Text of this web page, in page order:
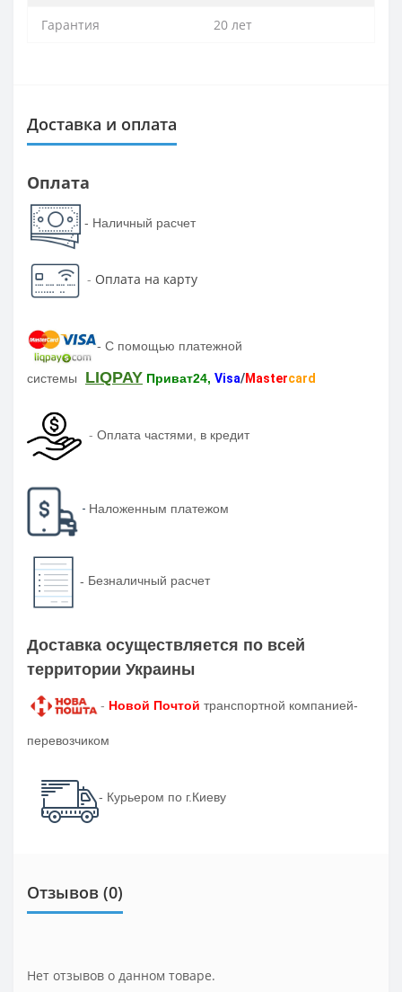
Гарантия 20 лет
Доставка и оплата
Оплата
- Наличный расчет
- Оплата на карту
- С помощью платежной
системы LIQPAY Приват24, Visa/Mastercard
- Оплата частями, в кредит
- Наложенным платежом
- Безналичный расчет
Доставка осуществляется по всей
территории Украины
- Новой Почтой транспортной компанией-
перевозчиком
- Курьером по г.Киеву
Отзывов (0)
Нет отзывов о данном товаре.